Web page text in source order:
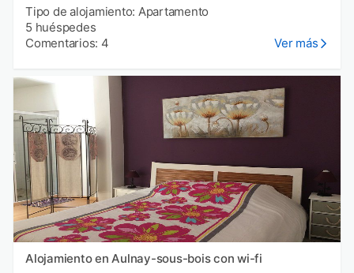
Tipo de alojamiento: Apartamento
5 huéspedes
Comentarios: 4
Ver más
Alojamiento en Aulnay-sous-bois con wi-fi